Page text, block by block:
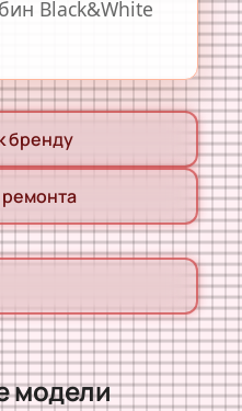
Black&White
бренду
модели